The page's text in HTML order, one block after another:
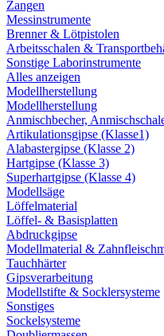
Zangen
Messinstrumente
Brenner & Lötpistolen
Arbeitsschalen &
Sonstige Laborinstrumente
Alles anzeigen
Modellherstellung
Modellherstellung
Anmischbecher,
Artikulationsgipse (Klasse1)
Alabastergipse (Klasse 2)
Hartgipse (Klasse 3)
Superhartgipse (Klasse 4)
Modellsäge
Löffelmaterial
Löffel- & Basisplatten
Abdruckgipse
Modellmaterial &
Tauchhärter
Gipsverarbeitung
Modellstifte & Socklersysteme
Sonstiges
Sockelsysteme